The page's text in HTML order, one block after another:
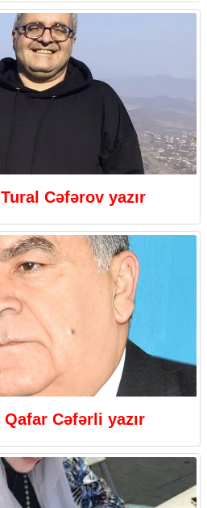
Tural Cəfərov yazır
Qafar Cəfərli yazır